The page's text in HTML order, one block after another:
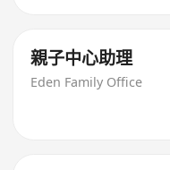
親子中心助理
Eden Family Office